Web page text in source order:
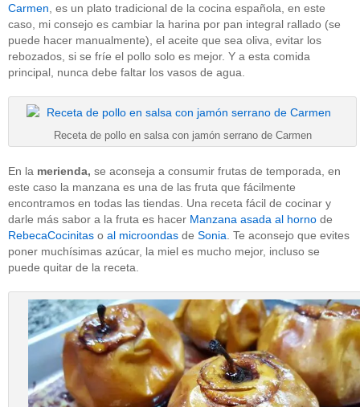
Carmen , es un plato tradicional de la cocina española, en este
caso, mi consejo es cambiar la harina por pan integral rallado (se
puede hacer manualmente), el aceite que sea oliva, evitar los
rebozados, si se fríe el pollo solo es mejor. Y a esta comida
principal, nunca debe faltar los vasos de agua.
Receta de pollo en salsa con jamón serrano de Carmen
En la merienda, se aconseja a consumir frutas de temporada, en
este caso la manzana es una de las fruta que fácilmente
encontramos en todas las tiendas. Una receta fácil de cocinar y
darle más sabor a la fruta es hacer Manzana asada al horno de
RebecaCocinitas o al microondas de Sonia . Te aconsejo que evites
poner muchísimas azúcar, la miel es mucho mejor, incluso se
puede quitar de la receta.